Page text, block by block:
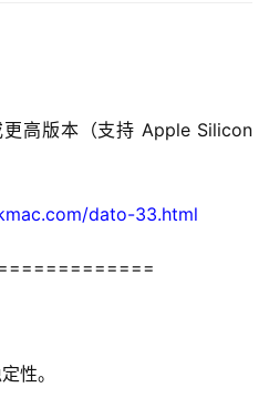
更高版本（支持 Apple Silicon
dato-33.html
性。